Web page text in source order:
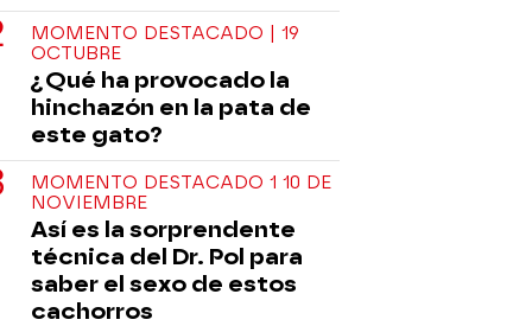
MOMENTO DESTACADO | 19
OCTUBRE
¿Qué ha provocado la
hinchazón en la pata de
este gato?
MOMENTO DESTACADO 1 10 DE
NOVIEMBRE
Así es la sorprendente
técnica del Dr. Pol para
saber el sexo de estos
cachorros